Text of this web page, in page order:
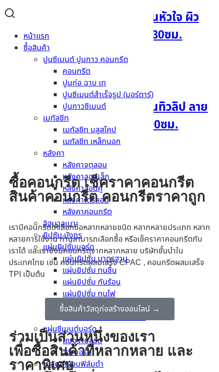
หน้าแรก
ซื้อสินค้า
ปูนซีเมนต์ ปูนกาว คอนกรีต
คอนกรีต
ปูนก่อ ฉาบ เท
ปูนซีเมนต์สำเร็จรูป (มอร์ตาร์)
ปูนกาวซีเมนต์
เมทัลชีท
เมทัลชีท บลูสโคป
เมทัลชีท เหล็กนอก
หลังคา
หลังคาจตุลอน
หลังคาลอนเล็ก
หลังคาลอนคู่
หลังคาไตรลอน
หลังคาคอนกรีต
อิฐมวลเบา
ยิปซัม มังกร
แผ่นยิปซั่มบอร์ด
แผ่นยิปซั่ม มาตรฐาน
แผ่นยิปซั่ม ทนชื้น
แผ่นยิปซั่ม กันร้อน
แผ่นยิปซั่ม ทนไฟ
แผ่นยิปซั่ม กันรังสี
แผ่นยิปซั่ม ทนแรงกระแทก
แผ่นซีเมนต์บอร์ด
เฌอร่าบอร์ด
วีว่าบอร์ด
ไม้อัดเคลือบฟิล์มดำ
ไม้เชิงชายน้ำหยดเฌอร่า รุ่นหัวใจ ผิว
เรียบ สีธรรมชาติ 0.8x20x30ซม.
อ่านเพิ่ม
ไม้เชิงชายน้ำย้อยเฌอร่า รุ่นทิวลิป ลาย
สัก สีธรรมชาติ 0.8x20x100ซม.
อ่านเพิ่ม
ซื้อคอนกรีต เช็คราคาคอนกรีต
สินค้าคอนกรีต คอนกรีตราคาถูก
เรามีคอนกรีตให้เลือกซื้อหลากหลายชนิด หลากหลายประเภท หลาก
หลายการใช้งาน ท่านสามารถเลือกซื้อ หรือเช็คราคาคอนกรีตกับ
เราได้ และเรายังมีคอนกรีตจากหลากหลาย บริษัทชั้นนำใน
ประเทศไทย เช่น คอนกรีตผสมเสร็จ CPAC , คอนกรีตผสมเสร็จ
TPI เป็นต้น
ซื้อสินค้าวัสดุก่อสร้างออนไลน์ →
ร่วมเป็นส่วนหนึ่งของเรา
เพื่อซื้อสินค้าที่หลากหลาย และ
ราคาพิเศษ